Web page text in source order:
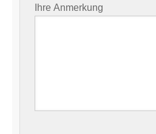
Ihre Anmerkung